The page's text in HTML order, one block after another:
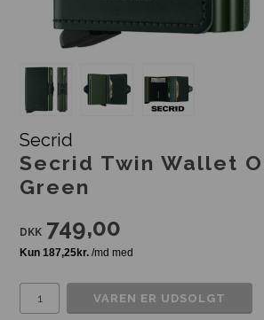
Secrid
Secrid Twin Wallet
Green
DKK 749,00